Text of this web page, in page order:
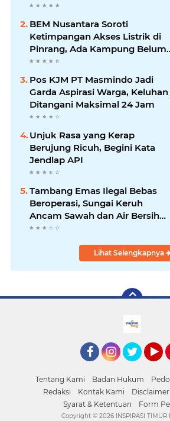
BEM Nusantara Soroti
Ketimpangan Akses Listrik di
Pinrang, Ada Kampung Belum
Terlayani
Pos KJM PT Masmindo Jadi
Garda Aspirasi Warga, Keluhan
Ditangani Maksimal 24 Jam
Unjuk Rasa yang Kerap
Berujung Ricuh, Begini Kata
Jendlap API
Tambang Emas Ilegal Bebas
Beroperasi, Sungai Keruh
Ancam Sawah dan Air Bersih
Warga Luwu
Lihat Selengkapnya
Tentang Kami Badan Hukum
Redaksi
Kontak Kami Disclaimer
Syarat & Ketentuan
Form
Copyright © 2026 INSPIRASI TIMUR